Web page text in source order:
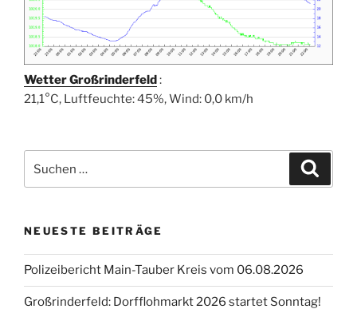
Wetter Großrinderfeld:
21,1°C, Luftfeuchte: 45%, Wind: 0,0 km/h
nach:
NEUESTE BEITRÄGE
Polizeibericht Main-Tauber Kreis vom 06.08.2026
Großrinderfeld: Dorfflohmarkt 2026 startet Sonntag!